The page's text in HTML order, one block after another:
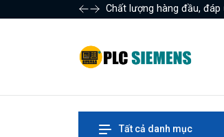
Chất lượng hàng đầu,
Tất cả danh mục